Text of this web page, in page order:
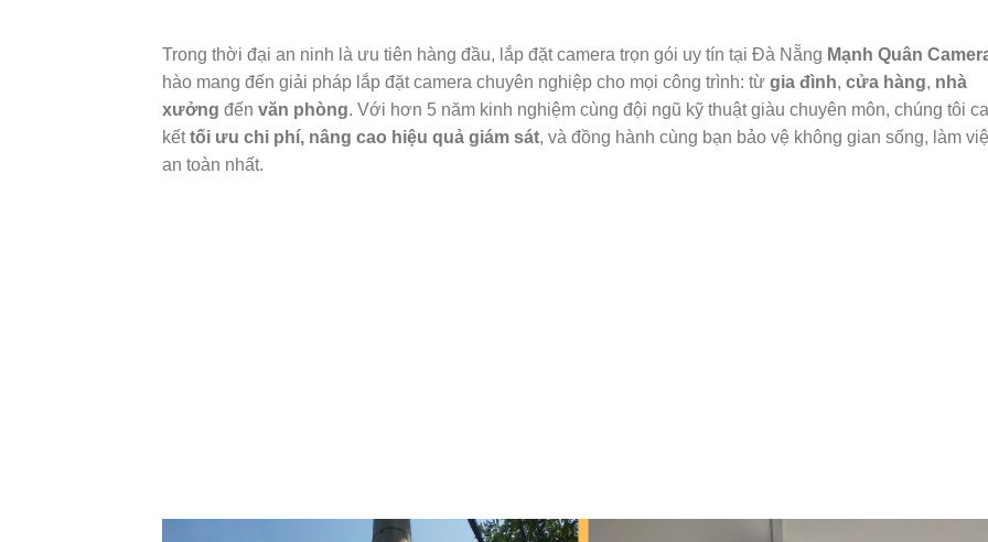
Trong thời đại an ninh là ưu tiên hàng đầu, lắp đặt camera trọn gói uy tín tại Đà Nẵng Mạnh Quân
hào mang đến giải pháp lắp đặt camera chuyên nghiệp cho mọi công trình: từ gia đình, cửa hàng, nhà
xưởng đến văn phòng. Với hơn 5 năm kinh nghiệm cùng đội ngũ kỹ thuật giàu chuyên môn, chúng tôi
kếttối ưu chi phí, nâng cao hiệu quả giám sát, và đồng hành cùng bạn bảo vệ không gian sống, làm
an toàn nhất.